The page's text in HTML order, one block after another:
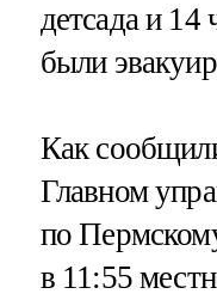
детсада и 14
были
Как
Главном
по
в 11:55